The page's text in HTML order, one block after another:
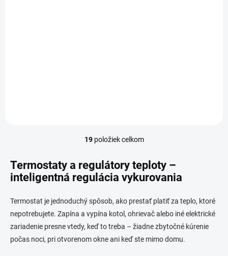
O
l
á
d
c
i
e
p
r
19položiek celkom
Termostaty a regulátory teploty –
inteligentná regulácia vykurovania
Termostat je jednoduchý spôsob, ako prestať platiť za teplo, ktoré
nepotrebujete. Zapína a vypína kotol, ohrievač alebo iné elektrické
zariadenie presne vtedy, keď to treba – žiadne zbytočné kúrenie
počas noci, pri otvorenom okne ani keď ste mimo domu.